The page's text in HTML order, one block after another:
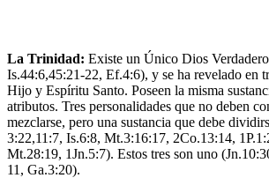
La Trinidad: Existe un Único Dios
Is.44:6,45:21-22, Ef.4:6), y se ha revelado en
Hijo y Espíritu Santo. Poseen la misma
atributos. Tres personalidades que no deben
mezclarse, pero una sustancia que debe
3:22,11:7, Is.6:8, Mt.3:16:17, 2Co.13:14,
Mt.28:19, 1Jn.5:7). Estos tres son uno
11, Ga.3:20).